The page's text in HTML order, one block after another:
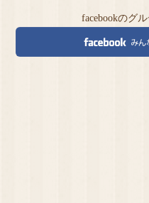
facebookのグ